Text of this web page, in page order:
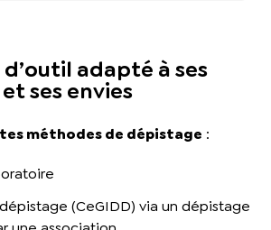
adapté à ses
ses envies
méthodes de dépistage :
(CeGIDD) via un dépistage